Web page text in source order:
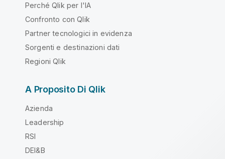
Perché Qlik per l'IA
Confronto con Qlik
Partner tecnologici in evidenza
Sorgenti e destinazioni dati
Regioni Qlik
A Proposito Di Qlik
Azienda
Leadership
RSI
DEI&B